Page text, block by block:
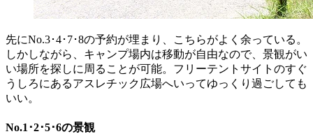
先にNo.3･4･7･8の予約が埋まり、こちらがよく余っている。
しかしながら、キャンプ場内は移動が自由なので、景観がい
い場所を探しに周ることが可能。フリーテントサイトのすぐ
うしろにあるアスレチック広場へいってゆっくり過ごしても
いい。
No.1･2･5･6の景観